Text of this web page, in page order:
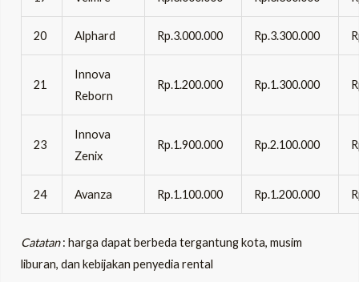
20 Alphard Rp.3.000.000 Rp.3.300.000
21
Innova
Reborn
Rp.1.200.000 Rp.1.300.000
23
Innova
Zenix
Rp.1.900.000 Rp.2.100.000
24 Avanza Rp.1.100.000 Rp.1.200.000
Catatan: harga dapat berbeda tergantung kota, musim
liburan, dan kebijakan penyedia rental